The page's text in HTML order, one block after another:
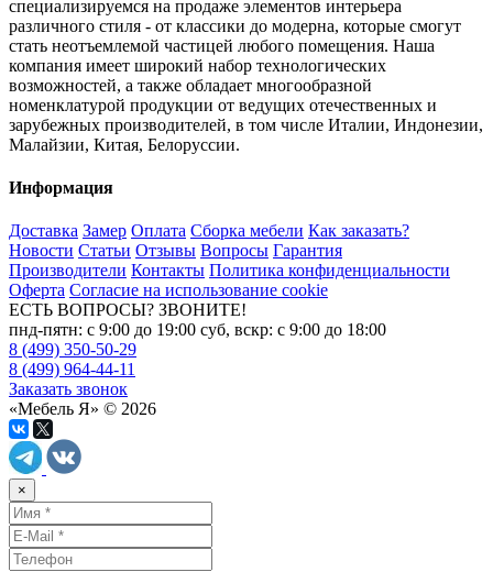
специализируемся на продаже элементов интерьера
различного стиля - от классики до модерна, которые смогут
стать неотъемлемой частицей любого помещения. Наша
компания имеет широкий набор технологических
возможностей, а также обладает многообразной
номенклатурой продукции от ведущих отечественных и
зарубежных производителей, в том числе Италии, Индонезии,
Малайзии, Китая, Белоруссии.
Информация
Доставка Замер Оплата Сборка мебели Как заказать?
Новости Статьи Отзывы Вопросы Гарантия
Производители Контакты Политика конфиденциальности
Оферта Согласие на использование cookie
ЕСТЬ ВОПРОСЫ? ЗВОНИТЕ!
пнд-пятн: с 9:00 до 19:00 суб, вскр: с 9:00 до 18:00
8 (499) 350-50-29
8 (499) 964-44-11
Заказать звонок
«Мебель Я» © 2026
×